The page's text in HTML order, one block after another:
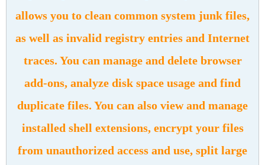
allows you to clean common system junk files,
as well as invalid registry entries and Internet
traces. You can manage and delete browser
add-ons, analyze disk space usage and find
duplicate files. You can also view and manage
installed shell extensions, encrypt your files
from unauthorized access and use, split large